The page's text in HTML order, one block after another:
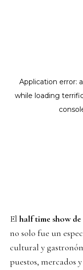
El half time show
no solo fue un
cultural y
puestos, mercados